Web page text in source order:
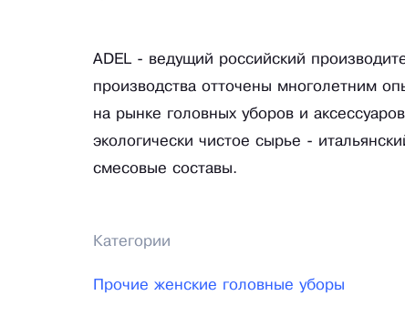
ADEL - ведущий российский
производства отточены многолетним
на рынке головных уборов и
экологически чистое сырье -
смесовые составы.
Категории
Прочие женские головные уборы